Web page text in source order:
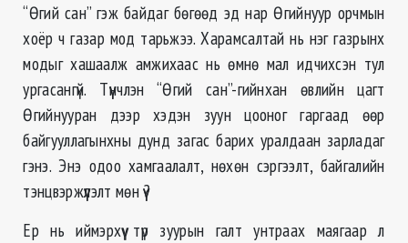
“Өгий сан” гэж байдаг бөгөөд эд нар Өгийнуур орчмын
хоёр ч газар мод тарьжээ. Харамсалтай нь нэг газрынх
модыг хашаалж амжихаас нь өмнө мал идчихсэн тул
ургасангүй. Түүнчлэн “Өгий сан”-гийнхан өвлийн цагт
Өгийнууран дээр хэдэн зуун цооног гаргаад өөр
байгууллагынхны дунд загас барих уралдаан зарладаг
гэнэ. Энэ одоо хамгаалалт, нөхөн сэргээлт, байгалийн
тэнцвэржүүлэлт мөн үү?
Ер нь иймэрхүү түр зуурын галт унтраах маягаар л